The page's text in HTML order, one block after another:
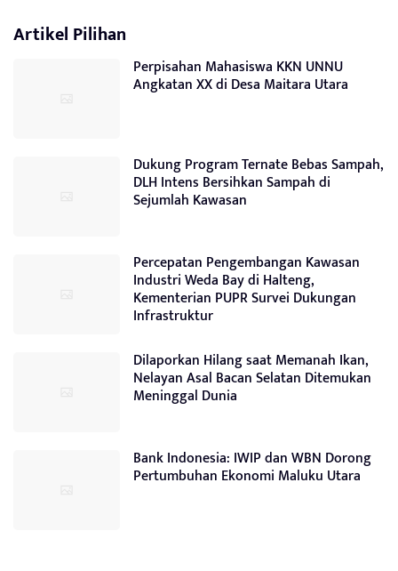
Artikel Pilihan
Perpisahan Mahasiswa KKN UNNU
Angkatan XX di Desa Maitara Utara
Dukung Program Ternate Bebas Sampah,
DLH Intens Bersihkan Sampah di
Sejumlah Kawasan
Percepatan Pengembangan Kawasan
Industri Weda Bay di Halteng,
Kementerian PUPR Survei Dukungan
Infrastruktur
Dilaporkan Hilang saat Memanah Ikan,
Nelayan Asal Bacan Selatan Ditemukan
Meninggal Dunia
Bank Indonesia: IWIP dan WBN Dorong
Pertumbuhan Ekonomi Maluku Utara